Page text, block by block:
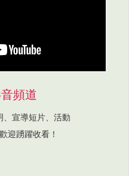
頻道
、宣導短片、活動
迎踴躍收看！